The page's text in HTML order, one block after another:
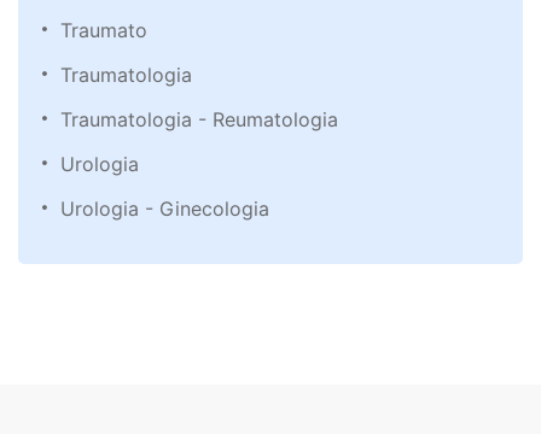
Traumato
Traumatologia
Traumatologia - Reumatologia
Urologia
Urologia - Ginecologia